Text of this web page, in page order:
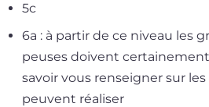
5c
6a : à par­tir de ce niveau les
peuses doivent
savoir vous ren­sei­gner sur
peuvent réaliser